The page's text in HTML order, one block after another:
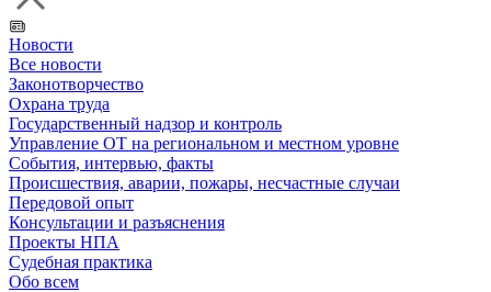
Новости
Все новости
Законотворчество
Охрана труда
Государственный надзор и контроль
Управление ОТ на региональном и местном уровне
События, интервью, факты
Происшествия, аварии, пожары, несчастные случаи
Передовой опыт
Консультации и разъяснения
Проекты НПА
Судебная практика
Обо всем